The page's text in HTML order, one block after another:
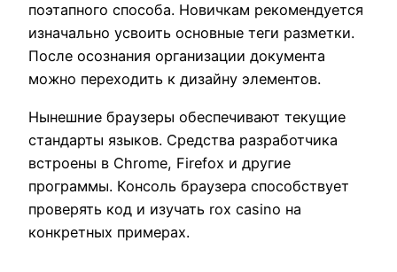
поэтапного способа. Новичкам рекомендуется
изначально усвоить основные теги разметки.
После осознания организации документа
можно переходить к дизайну элементов.
Нынешние браузеры обеспечивают текущие
стандарты языков. Средства разработчика
встроены в Chrome, Firefox и другие
программы. Консоль браузера способствует
проверять код и изучать rox casino на
конкретных примерах.